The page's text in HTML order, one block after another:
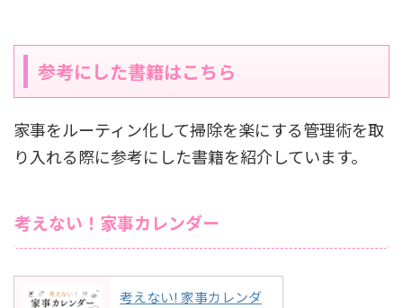
参考にした書籍はこちら
家事をルーティン化して掃除を楽にする管理術を取
り入れる際に参考にした書籍を紹介しています。
考えない！家事カレンダー
考えない! 家事カレンダ